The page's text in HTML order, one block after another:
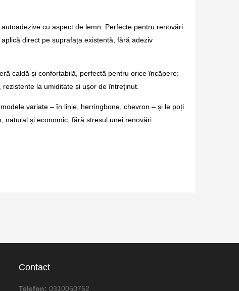
cu aspect de lemn. Perfecte pentru renovări
direct pe suprafața existentă, fără adeziv
caldă și confortabilă, perfectă pentru orice încăpere:
la umiditate și ușor de întreținut.
variate – în linie, herringbone, chevron – și le poți
natural și economic, fără stresul unei renovări
Contact
Telefon: 0310050752